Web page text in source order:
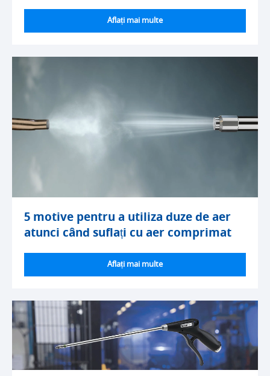
Aflați mai multe
5 motive pentru a utiliza duze de aer
atunci când suflați cu aer comprimat
Aflați mai multe